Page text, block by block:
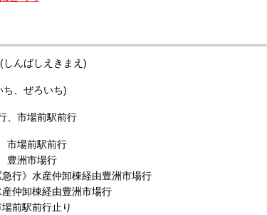
(しんばしえきまえ)
ち、ぜろいち)
、市場前駅前行
市場前駅前行
豊洲市場行
行》水産仲卸棟経由豊洲市場行
仲卸棟経由豊洲市場行
前駅前行止り